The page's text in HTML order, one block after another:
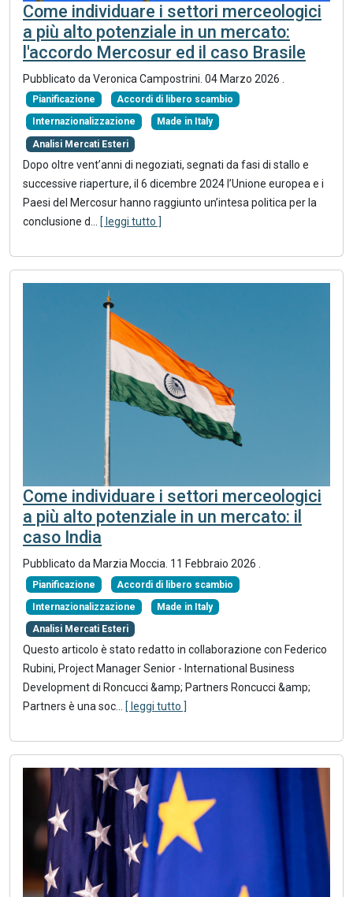
Come individuare i settori merceologici
a più alto potenziale in un mercato:
l'accordo Mercosur ed il caso Brasile
Pubblicato da Veronica Campostrini. 04 Marzo 2026
Pianificazione Accordi di libero scambio
Internazionalizzazione Made in Italy
Analisi Mercati Esteri
Dopo oltre vent’anni di negoziati, segnati da fasi di stallo e
successive riaperture, il 6 dicembre 2024 l’Unione europea e i
Paesi del Mercosur hanno raggiunto un’intesa politica per la
conclusione d...
[ leggi tutto ]
Come individuare i settori merceologici
a più alto potenziale in un mercato: il
caso India
Pubblicato da Marzia Moccia. 11 Febbraio 2026 .
Pianificazione Accordi di libero scambio
Internazionalizzazione Made in Italy
Analisi Mercati Esteri
Questo articolo è stato redatto in collaborazione con Federico
Rubini, Project Manager Senior - International Business
Development di Roncucci &amp; Partners Roncucci &amp;
Partners è una soc... [ leggi tutto ]